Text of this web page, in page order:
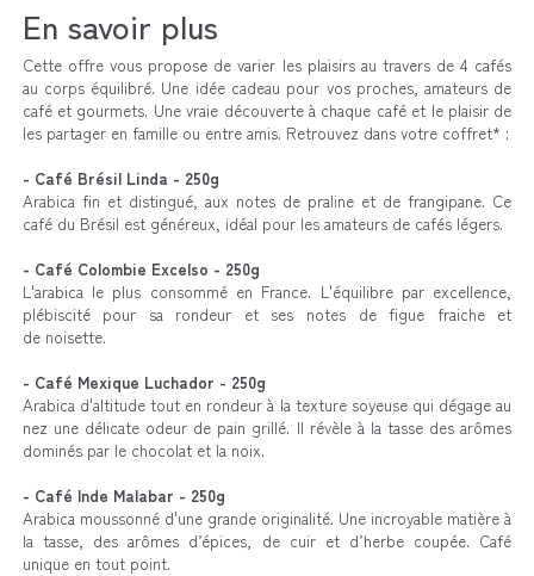
En savoir plus
Cette offre vous propose de varier les plaisirs au travers de 4 cafés
au corps équilibré. Une idée cadeau pour vos proches, amateurs de
café et gourmets. Une vraie découverte à chaque café et le plaisir de
les partager en famille ou entre amis. Retrouvez dans votre coffret* :
- Café Brésil Linda - 250g
Arabica fin et distingué, aux notes de praline et de frangipane. Ce
café du Brésil est généreux, idéal pour les amateurs de cafés légers.
- Café Colombie Excelso - 250g
L'arabica le plus consommé en France. L'équilibre par excellence,
plébiscité pour sa rondeur et ses notes de figue fraiche et
de noisette.
- Café Mexique Luchador - 250g
Arabica d'altitude tout en rondeur à la texture soyeuse qui dégage au
nez une délicate odeur de pain grillé. Il révèle à la tasse des arômes
dominés par le chocolat et la noix.
- Café Inde Malabar - 250g
Arabica moussonné d'une grande originalité. Une incroyable matière à
la tasse, des arômes d’épices, de cuir et d’herbe coupée. Café
unique en tout point.